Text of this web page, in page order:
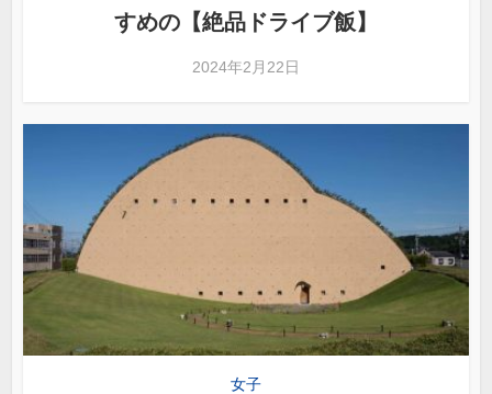
すめの【絶品ドライブ飯】
2024年2月22日
女子